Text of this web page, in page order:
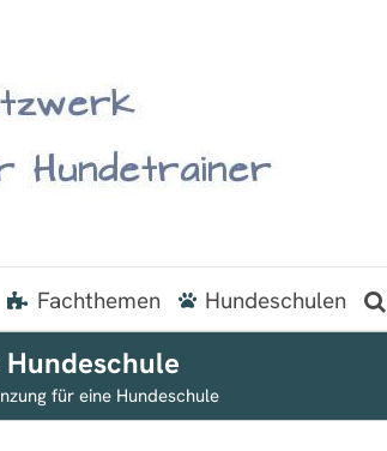
Fachthemen Hundeschulen
für eine Hundeschule